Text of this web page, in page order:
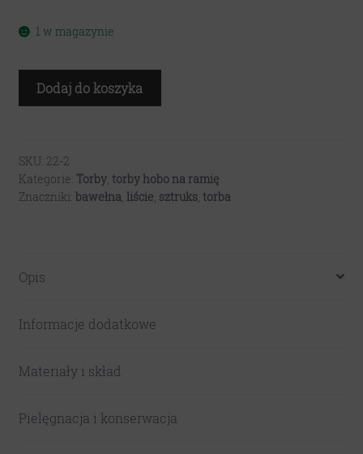
1 w magazynie
ilość
-
niebieski
sztruks
Dodaj do koszyka
SKU: 22-2
Kategorie: Torby, torby hobo na ramię
Znaczniki: bawełna liście sztruks, torba
Opis
Informacje dodatkowe
Materiały i skład
Pielęgnacja i konserwacja